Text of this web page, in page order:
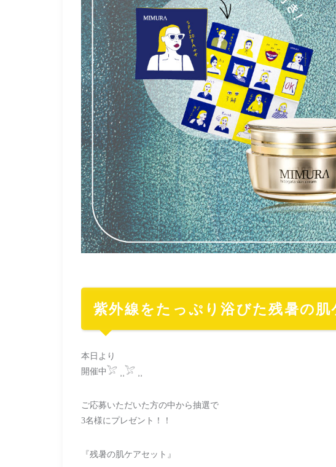
紫外線をたっぷり浴びた残暑の肌
本日より
開催中𓅯 ⸒⸒𓅯 ⸒⸒
ご応募いただいた方の中から抽選で
3名様にプレゼント！！
『残暑の肌ケアセット』